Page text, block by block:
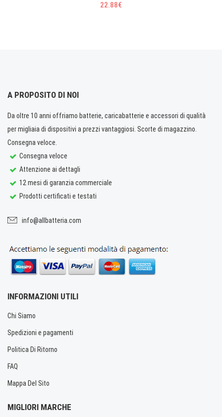
22.88€
A PROPOSITO DI NOI
Da oltre 10 anni offriamo batterie, caricabatterie e accessori di qualità
per migliaia di dispositivi a prezzi vantaggiosi. Scorte di magazzino.
Consegna veloce.
Consegna veloce
Attenzione ai dettagli
12 mesi di garanzia commerciale
Prodotti certificati e testati
info@allbatteria.com
INFORMAZIONI UTILI
Chi Siamo
Spedizioni e pagamenti
Politica Di Ritorno
FAQ
Mappa Del Sito
MIGLIORI MARCHE